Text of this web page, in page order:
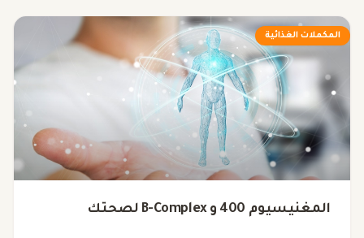
المكملات الغذائية
المغنيسيوم 400 و B-Complex لصحتك